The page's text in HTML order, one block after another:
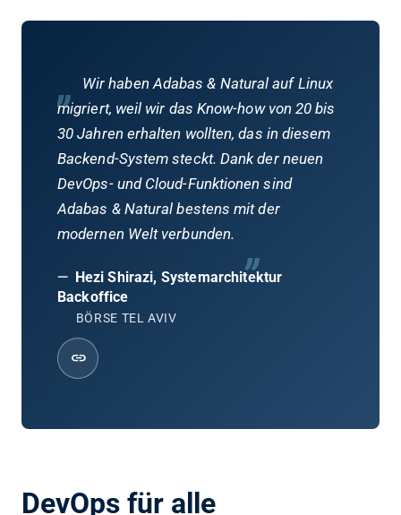
„
Wir haben Adabas & Natural auf Linux
migriert, weil wir das Know-how von 20 bis
30 Jahren erhalten wollten, das in diesem
Backend-System steckt. Dank der neuen
DevOps- und Cloud-Funktionen sind
Adabas & Natural bestens mit der
modernen Welt verbunden.
„
— Hezi Shirazi, Systemarchitektur
Backoffice
BÖRSE TEL AVIV
link
DevOps für alle